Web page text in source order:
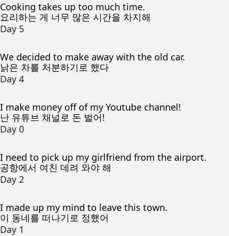
Cooking takes up too much time.
요리하는 게 너무 많은 시간을 차지해
Day 5
We decided to make away with the old car.
낡은 차를 처분하기로 했다
Day 4
I make money off of my Youtube channel!
난 유튜브 채널로 돈 벌어!
Day 0
I need to pick up my girlfriend from the airport.
공항에서 여친 데려 와야 해
Day 2
I made up my mind to leave this town.
이 동네를 떠나기로 정했어
Day 1